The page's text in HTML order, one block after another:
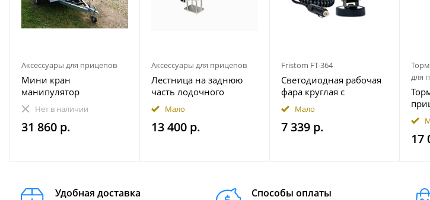
Аксессуары для прицепов
Мини кран
манипулятор
гидравлический прицеп
1000 кг пикап
Нет в наличии
31 860 р.
Аксессуары для прицепов
Лестница на заднюю
часть лодочного
прицепа
490.230.000.000-01
Практик (правая - по
Мало
13 400 р.
Fristom FT-364
Светодиодная рабочая
фара круглая с
широким световым
потоком мощность
2500 лм на магнитном
Мало
7 339 р.
для
17
Удобная доставка Способы оплаты